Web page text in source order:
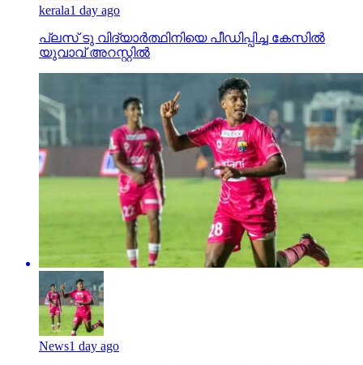
kerala1 day ago
പ്ലസ് ടു വിദ്യാര്‍ത്ഥിനിയെ പീഡിപ്പിച്ച കേസില്‍
യുവാവ് അറസ്റ്റില്‍
News1 day ago